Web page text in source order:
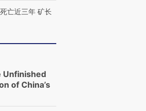
亡近三年 矿长
Unfinished
of China’s